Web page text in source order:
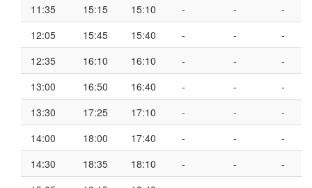
11:35
15:15 15:10 - -
-
12:05
15:45 15:40 - -
-
12:35
16:10 16:10 - -
-
13:00
16:50 16:40 - -
-
13:30
17:25 17:10 - -
-
14:00
18:00 17:40 - -
-
14:30
18:35 18:10 - -
-